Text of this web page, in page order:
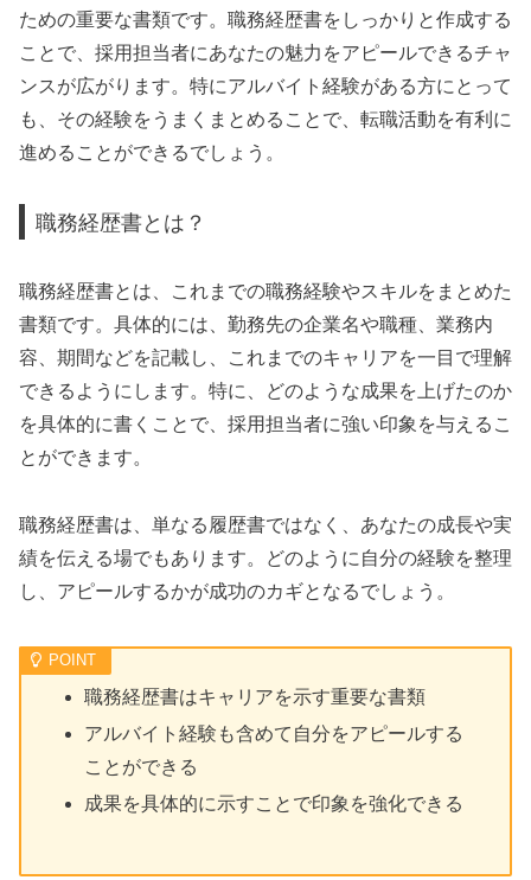
ための重要な書類です。職務経歴書をしっかりと作成する
ことで、採用担当者にあなたの魅力をアピールできるチャ
ンスが広がります。特にアルバイト経験がある方にとって
も、その経験をうまくまとめることで、転職活動を有利に
進めることができるでしょう。
職務経歴書とは？
職務経歴書とは、これまでの職務経験やスキルをまとめた
書類です。具体的には、勤務先の企業名や職種、業務内
容、期間などを記載し、これまでのキャリアを一目で理解
できるようにします。特に、どのような成果を上げたのか
を具体的に書くことで、採用担当者に強い印象を与えるこ
とができます。
職務経歴書は、単なる履歴書ではなく、あなたの成長や実
績を伝える場でもあります。どのように自分の経験を整理
し、アピールするかが成功のカギとなるでしょう。
職務経歴書はキャリアを示す重要な書類
アルバイト経験も含めて自分をアピールする
ことができる
成果を具体的に示すことで印象を強化できる